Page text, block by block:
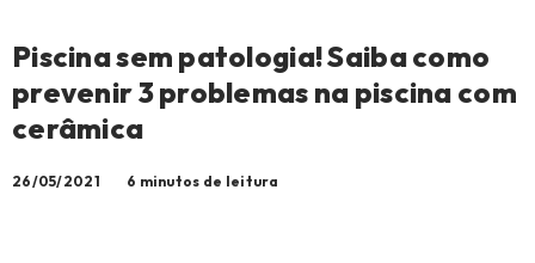
Piscina sem patologia! Saiba como
prevenir 3 problemas na piscina com
cerâmica
26/05/2021 6 minutos de leitura